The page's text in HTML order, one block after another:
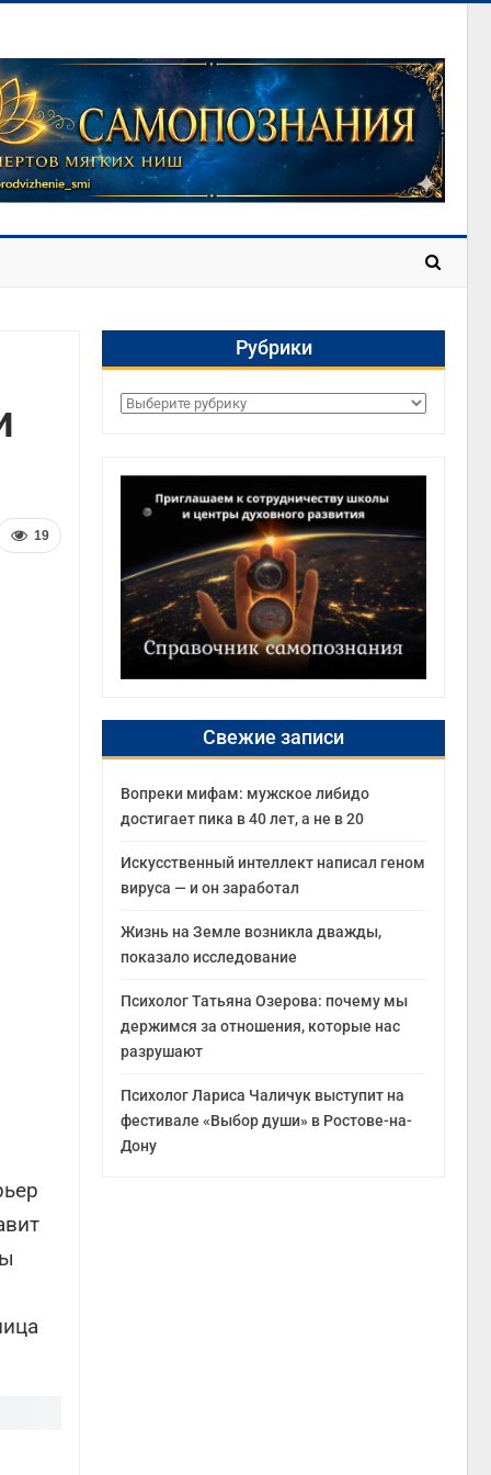
19
Рубрики
Рубрики
Свежие записи
Вопреки мифам: мужское либидо
достигает пика в 40 лет, а не в 20
Искусственный интеллект написал геном
вируса — и он заработал
Жизнь на Земле возникла дважды,
показало исследование
Психолог Татьяна Озерова: почему мы
держимся за отношения, которые нас
разрушают
Психолог Лариса Чаличук выступит на
фестивале «Выбор души» в Ростове-на-
Дону